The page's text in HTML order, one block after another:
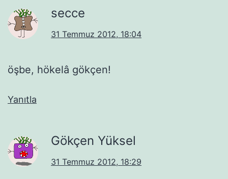
secce
31 Temmuz 2012, 18:04
öşbe, hökelâ gökçen!
Yanıtla
Gökçen Yüksel
31 Temmuz 2012, 18:29